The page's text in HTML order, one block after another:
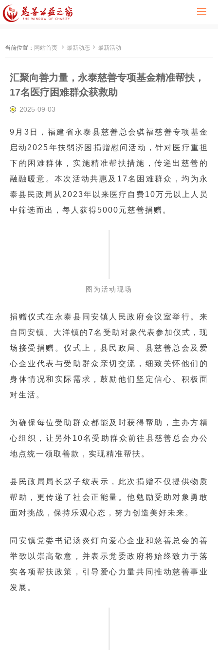

当前位置： 网站首页  最新动态  最新活动
汇聚向善力量，永泰慈善专项基金精准帮扶，
17名医疗困难群众获救助
2025-09-03
9月3日，福建省永泰县慈善总会骐福慈善专项基金
启动2025年扶弱济困捐赠慰问活动，针对医疗重担
下的困难群体，实施精准帮扶措施，传递出慈善的
融融暖意。本次活动共惠及17名困难群众，均为永
泰县民政局从2023年以来医疗自费10万元以上人员
中筛选而出，每人获得5000元慈善捐赠。
图为活动现场
捐赠仪式在永泰县同安镇人民政府会议室举行。来
自同安镇、大洋镇的7名受助对象代表参加仪式，现
场接受捐赠。仪式上，县民政局、县慈善总会及爱
心企业代表与受助群众亲切交流，细致关怀他们的
身体情况和实际需求，鼓励他们坚定信心、积极面
对生活。
为确保每位受助群众都能及时获得帮助，主办方精
心组织，让另外10名受助群众前往县慈善总会办公
地点统一领取善款，实现精准帮扶。
县民政局局长赵子纹表示，此次捐赠不仅提供物质
帮助，更传递了社会正能量。他勉励受助对象勇敢
面对挑战，保持乐观心态，努力创造美好未来。
同安镇党委书记汤炎灯向爱心企业和慈善总会的善
举致以崇高敬意，并表示党委政府将始终致力于落
实各项帮扶政策，引导爱心力量共同推动慈善事业
发展。